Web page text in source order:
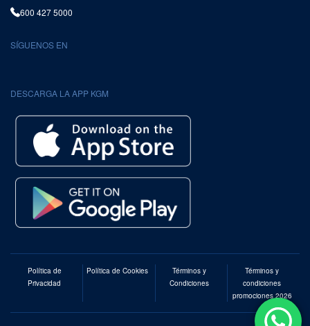
600 427 5000
SÍGUENOS EN
DESCARGA LA APP KGM
Política de
Privacidad
Política de Cookies
Términos y
Condiciones
Términos y
condiciones
promociones 2026